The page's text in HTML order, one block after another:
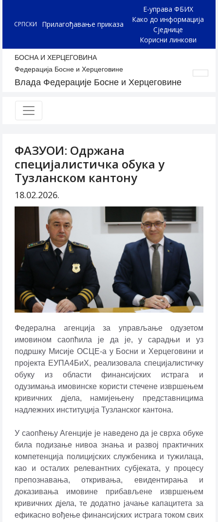
СРПСКИ Прилагођавање приказа
Е-управа ФБИХ
Како до информација
Сједнице
Корисни линкови
БОСНА И ХЕРЦЕГОВИНА
Федерација Босне и Херцеговине
Влада Федерације Босне и Херцеговине
ФАЗУОИ: Одржана
специјалистичка обука у
Тузланском кантону
18.02.2026.
Федерална агенција за управљање одузетом
имовином саопћила је да је, у сарадњи и уз
подршку Мисије ОСЦЕ-а у Босни и Херцеговини и
пројекта ЕУПА4БиХ, реализовала специјалистичку
обуку из области финансијских истрага и
одузимања имовинске користи стечене извршењем
кривичних д‌јела, намијењену представницима
надлежних институција Тузланског кантона.
У саопћењу Агенције је наведено да је сврха обуке
била подизање нивоа знања и развој практичних
компетенција полицијских службеника и тужилаца,
као и осталих релевантних субјеката, у процесу
препознавања, откривања, евидентирања и
доказивања имовине прибављене извршењем
кривичних д‌јела, те додатно јачање капацитета за
ефикасно вођење финансијских истрага током свих